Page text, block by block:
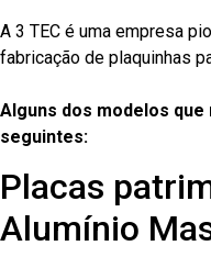
A 3 TEC é uma empresa
fabricação de plaquinhas
Alguns dos modelos
seguintes:
Placas
Alumínio